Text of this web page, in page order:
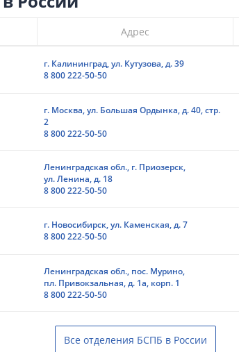
Адрес
г. Калининград, ул. Кутузова, д. 39
8 800 222-50-50
г. Москва, ул. Большая Ордынка, д. 40, стр.
2
8 800 222-50-50
Ленинградская обл., г. Приозерск,
ул. Ленина, д. 18
8 800 222-50-50
г. Новосибирск, ул. Каменская, д. 7
8 800 222-50-50
Ленинградская обл., пос. Мурино,
пл. Привокзальная, д. 1а, корп. 1
8 800 222-50-50
Все отделения БСПБ в России